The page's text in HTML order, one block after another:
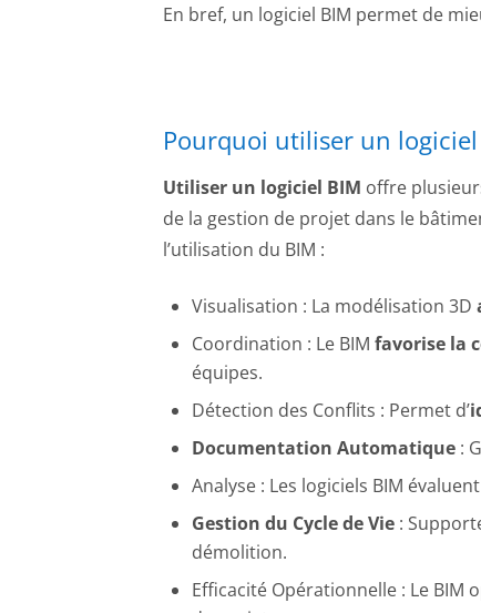
En bref, un logiciel BIM permet de
Pourquoi utiliser un logiciel
Utiliser un logiciel BIM offre
de la gestion de projet dans le
l’utilisation du BIM :
Visualisation : La modélisation 3D
Coordination : Le BIM favorise la
équipes.
Détection des Conflits : Permet d’
Documentation Automatique :
Analyse : Les logiciels BIM
Gestion du Cycle de Vie :
démolition.
Efficacité Opérationnelle : Le BIM